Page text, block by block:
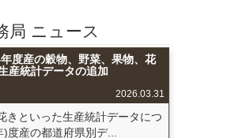
局 ニュース
度産の穀物、野菜、果物、花
産統計データの追加
2026.03.31
きといった生産統計データにつ
度産の都道府県別デ...